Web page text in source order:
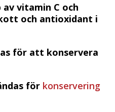
vitamin C och
och antioxidant i
för att konservera
för konservering